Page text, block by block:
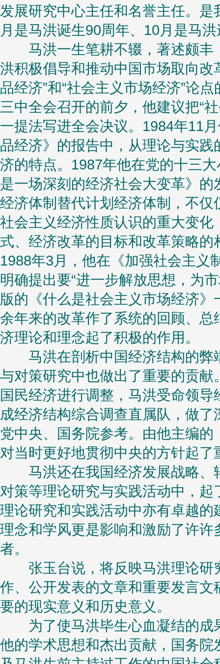
发展研究中心主任和名誉主任。
月是马洪诞生90周年、10月是马
马洪一生笔耕不辍，著述颇丰
洪积极倡导和推动中国市场取向
品经济”和“社会主义市场经济”论
三中全会召开的前夕，他建议把“
一提法写进全会决议。1984年11
品经济》的报告中，从理论与实
济的特点。1987年他在党的十三
是一场深刻的经济社会大变革》
经济体制替代计划经济体制，不
社会主义经济性质认识的重大变
式、经济改革的目标和改革策略的
1988年3月，他在《加强社会主义
明确提出要“进一步解放思想，为
版的《什么是社会主义市场经济
余年来的改革作了系统的回顾、
济理论和理念起了积极的作用。
马洪在剖析中国经济结构的弊
与对策研究中也做出了重要的贡
国民经济进行调整，马洪受命领
成经济结构综合调查直属队，做
党中央、国务院参考。由他主编
对当时更好地贯彻中央的方针起了
马洪还在我国经济发展战略、
对策等理论研究与实践活动中，
理论研究和实践活动中亦有卓越的
理念和学风更是影响和激励了许
者。
张玉台说，将反映马洪理论研
作、公开发表的文章和重要发言
要的现实意义和历史意义。
为了使马洪毕生心血凝结的成
他的学术思想和杰出贡献，国务